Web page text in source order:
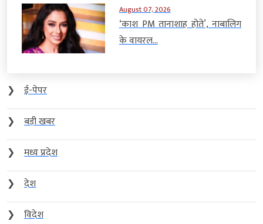
August 07, 2026
‘काश PM तानाशाह होते’, नाबालिग
के वायरल...
❯
ई-पेपर
❯
बड़ी खबर
❯
मध्य प्रदेश
❯
देश
❯
विदेश